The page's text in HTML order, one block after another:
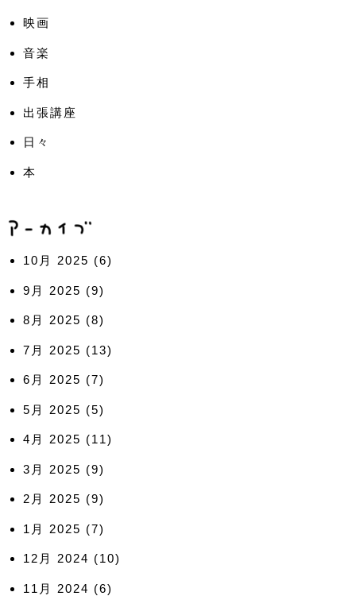
映画
音楽
手相
出張講座
日々
本
10月 2025 (6)
9月 2025 (9)
8月 2025 (8)
7月 2025 (13)
6月 2025 (7)
5月 2025 (5)
4月 2025 (11)
3月 2025 (9)
2月 2025 (9)
1月 2025 (7)
12月 2024 (10)
11月 2024 (6)